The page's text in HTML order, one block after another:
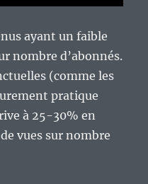
ayant un faible
nombre d’abonnés.
(comme les
pratique
à 25-30% en
vues sur nombre